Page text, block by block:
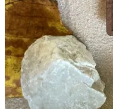
Es befinden sich
Zurück zum Shop